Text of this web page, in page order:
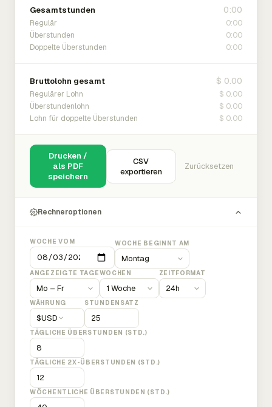
Gesamtstunden 0:00
Regulär 0:00
Überstunden 0:00
Doppelte Überstunden 0:00
Bruttolohn gesamt $ 0.00
Regulärer Lohn $ 0.00
Überstundenlohn $ 0.00
Lohn für doppelte Überstunden $ 0.00
Drucken /
als PDF
speichern
CSV
exportieren
Zurücksetzen
Rechneroptionen
WOCHE VOM WOCHE BEGINNT AM
ANGEZEIGTE TAGEWOCHEN ZEITFORMAT
WÄHRUNG
$USD
STUNDENSATZ
TÄGLICHE ÜBERSTUNDEN (STD.)
TÄGLICHE 2X-ÜBERSTUNDEN (STD.)
WÖCHENTLICHE ÜBERSTUNDEN (STD.)